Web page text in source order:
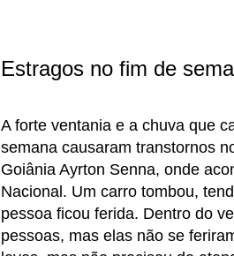
Estragos no fim de
A forte ventania e a chuva que
semana causaram transtornos
Goiânia Ayrton Senna, onde
Nacional. Um carro tombou,
pessoa ficou ferida. Dentro do
pessoas, mas elas não se